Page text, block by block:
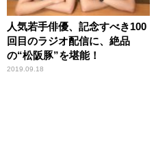
人気若手俳優、記念すべき100
回目のラジオ配信に、絶品
の“松阪豚”を堪能！
2019.09.18